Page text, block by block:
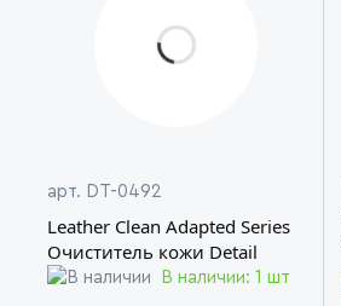
арт. DT-0492
Leather Clean Adapted Series
Очиститель кожи Detail
В наличии: 1 шт